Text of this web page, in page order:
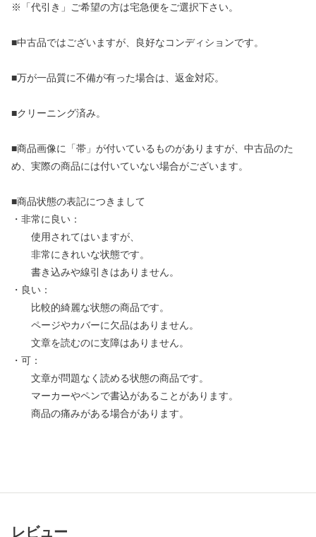
※「代引き」ご希望の方は宅急便をご選択下さい。
■中古品ではございますが、良好なコンディションです。
■万が一品質に不備が有った場合は、返金対応。
■クリーニング済み。
■商品画像に「帯」が付いているものがありますが、中古品のた
め、実際の商品には付いていない場合がございます。
■商品状態の表記につきまして
・非常に良い：
使用されてはいますが、
非常にきれいな状態です。
書き込みや線引きはありません。
・良い：
比較的綺麗な状態の商品です。
ページやカバーに欠品はありません。
文章を読むのに支障はありません。
・可：
文章が問題なく読める状態の商品です。
マーカーやペンで書込があることがあります。
商品の痛みがある場合があります。
レビュー